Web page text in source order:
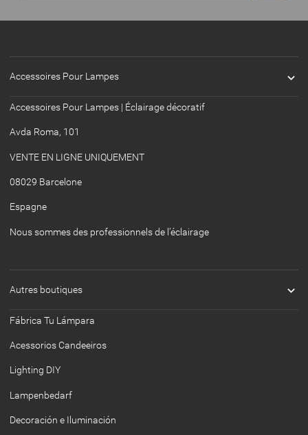
Accessoires Pour Lampes 
Accessoires Pour Lampes | Éclairage décoratif
Avda Roma, 101
VENTE EN LIGNE UNIQUEMENT
08029 Barcelone
Espagne
Nous sommes des professionnels de l’éclairage
Autres boutiques 
Fábrica Tu Lámpara
Acessorios Candeeiros
Lighting DIY
Lampenbedarf
Decoración e Iluminación